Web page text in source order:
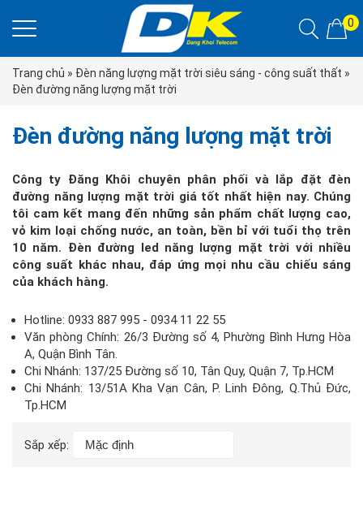
0
Trang chủ » Đèn năng lượng mặt trời siêu sáng - công suất thất »
Đèn đường năng lượng mặt trời
Đèn đường năng lượng mặt trời
Công ty Đăng Khôi chuyên phân phối và lắp đặt đèn
đường năng lượng mặt trời giá tốt nhất hiện nay. Chúng
tôi cam kết mang đến những sản phẩm chất lượng cao,
vỏ kim loại chống nước, an toàn, bền bỉ với tuổi thọ trên
10 năm. Đèn đường led năng lượng mặt trời với nhiều
công suất khác nhau, đáp ứng mọi nhu cầu chiếu sáng
của khách hàng.
Hotline: 0933 887 995 - 0934 11 22 55
Văn phòng Chính: 26/3 Đường số 4, Phường Bình Hưng Hòa
A, Quận Bình Tân.
Chi Nhánh: 137/25 Đường số 10, Tân Quy, Quận 7, Tp.HCM
Chi Nhánh: 13/51A Kha Vạn Cân, P. Linh Đông, Q.Thủ Đức,
Tp.HCM
Sắp xếp: